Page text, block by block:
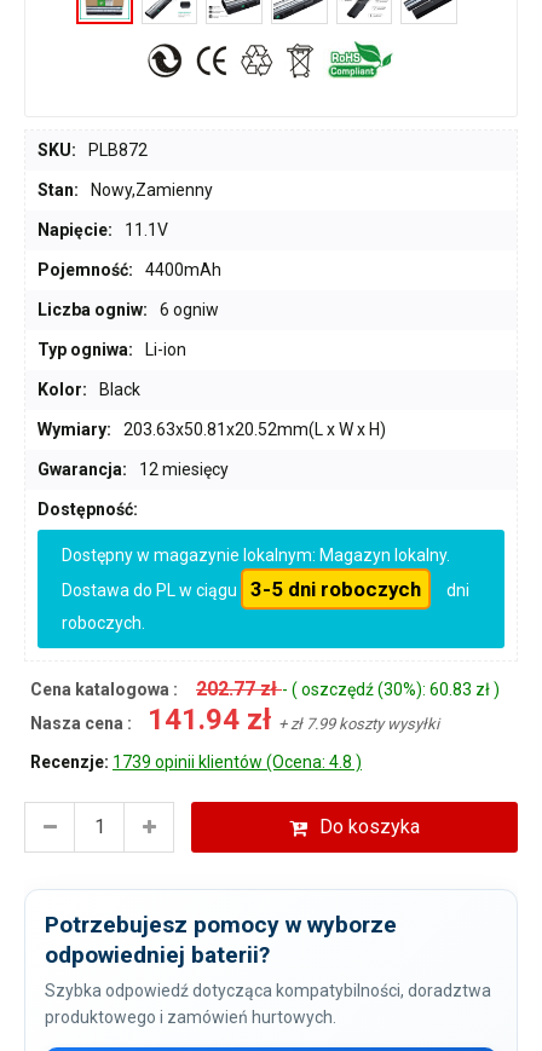
SKU: PLB872
Stan: Nowy,Zamienny
Napięcie: 11.1V
Pojemność: 4400mAh
Liczba ogniw: 6 ogniw
Typ ogniwa: Li-ion
Kolor: Black
Wymiary: 203.63x50.81x20.52mm(L x W x H)
Gwarancja: 12 miesięcy
Dostępność:
Dostępny w magazynie lokalnym: Magazyn lokalny.
Dostawa do PL w ciągu
3-5 dni roboczych
dni
roboczych.
Cena katalogowa : 202.77 zł- ( oszczędź (30%): 60.83 zł )
Nasza cena :
141.94 zł + zł 7.99 koszty wysyłki
Recenzje: 1739 opinii klientów (Ocena: 4.8 )
Do koszyka
Potrzebujesz pomocy w wyborze
odpowiedniej baterii?
Szybka odpowiedź dotycząca kompatybilności, doradztwa
produktowego i zamówień hurtowych.